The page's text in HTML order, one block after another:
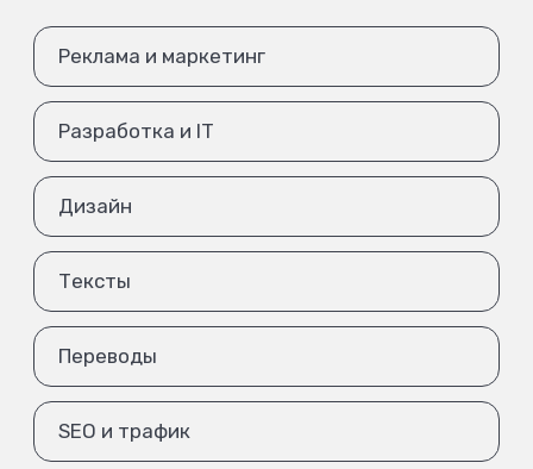
Реклама и маркетинг
Разработка и IT
Дизайн
Тексты
Переводы
SEO и трафик